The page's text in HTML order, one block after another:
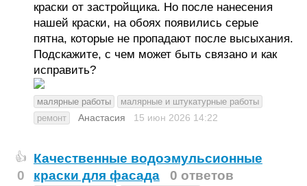
краски от застройщика. Но после нанесения
нашей краски, на обоях появились серые
пятна, которые не пропадают после высыхания.
Подскажите, с чем может быть связано и как
исправить?
малярные работы
малярные и штукатурные работы
ремонт
Анастасия 15 июн 2026 14:22
👍
0
Качественные водоэмульсионные
краски для фасада
0 ответов